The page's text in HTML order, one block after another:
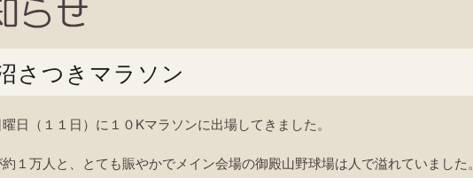
さつきマラソン
日（１１日）に１０Kマラソンに出場してきました。
１万人と、とても賑やかでメイン会場の御殿山野球場は人で溢れていました。